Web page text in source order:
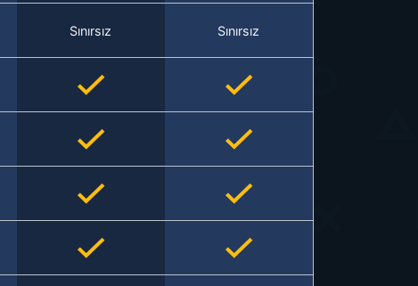
Sınırsız Sınırsız